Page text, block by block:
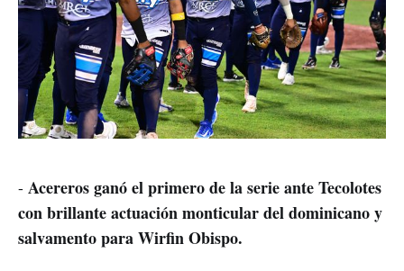
- Acereros ganó el primero de la serie ante Tecolotes
con brillante actuación monticular del dominicano y
salvamento para Wirfin Obispo.